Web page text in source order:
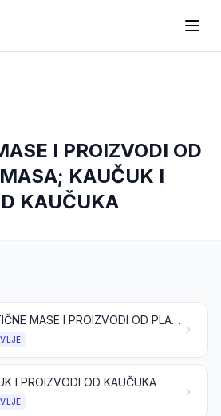
I PROIZVODI OD
KAUČUK I
KAUČUKA
PLASTIČNE MASE I PROIZVODI OD PLASTIČNIH MASA
I PROIZVODI OD KAUČUKA